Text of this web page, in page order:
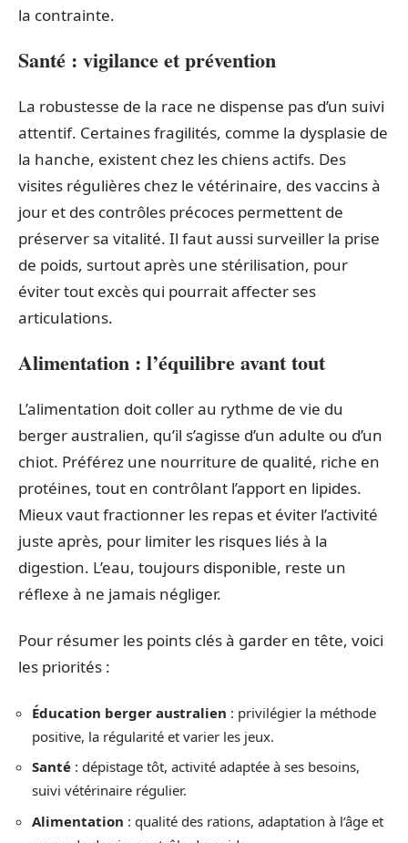
la contrainte.
Santé : vigilance et prévention
La robustesse de la race ne dispense pas d’un suivi
attentif. Certaines fragilités, comme la dysplasie de
la hanche, existent chez les chiens actifs. Des
visites régulières chez le vétérinaire, des vaccins à
jour et des contrôles précoces permettent de
préserver sa vitalité. Il faut aussi surveiller la prise
de poids, surtout après une stérilisation, pour
éviter tout excès qui pourrait affecter ses
articulations.
Alimentation : l’équilibre avant tout
L’alimentation doit coller au rythme de vie du
berger australien, qu’il s’agisse d’un adulte ou d’un
chiot. Préférez une nourriture de qualité, riche en
protéines, tout en contrôlant l’apport en lipides.
Mieux vaut fractionner les repas et éviter l’activité
juste après, pour limiter les risques liés à la
digestion. L’eau, toujours disponible, reste un
réflexe à ne jamais négliger.
Pour résumer les points clés à garder en tête, voici
les priorités :
Éducation berger australien : privilégier la méthode
positive, la régularité et varier les jeux.
Santé : dépistage tôt, activité adaptée à ses besoins,
suivi vétérinaire régulier.
Alimentation : qualité des rations, adaptation à l’âge et